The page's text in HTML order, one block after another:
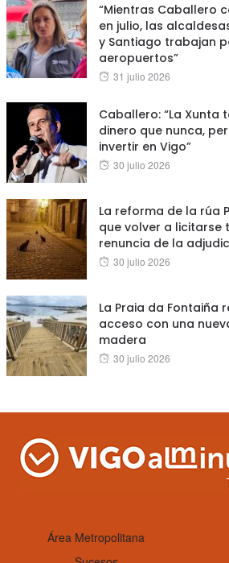
“Mientras Caballero
en julio, las
y Santiago trabajan
aeropuertos”
Posted
31 julio 2026
Caballero: “La Xunta
dinero que nunca,
invertir en Vigo”
Posted
30 julio 2026
La reforma de la rúa
que volver a licitarse
renuncia de la
Posted
30 julio 2026
La Praia da Fontaiña
acceso con una
madera
Posted
30 julio 2026
Área Metropolitana